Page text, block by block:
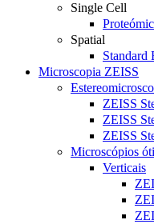
Single Cell
Spatial
Standard
Microscopia ZEISS
ZEISS
ZEISS
ZEISS
Microscópios
Verticais